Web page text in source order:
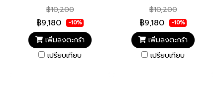
฿10,200
฿9,180 -10%
เพิ่มลงตะกร้า
เปรียบเทียบ
฿10,200
฿9,180 -10%
เพิ่มลงตะกร้า
เปรียบเทียบ